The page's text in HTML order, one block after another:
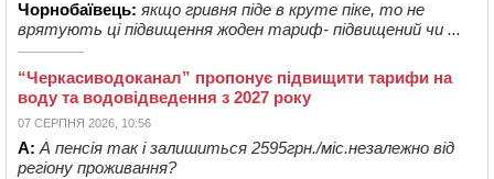
Чорнобаївець: якщо гривня піде в круте піке, то не
врятують ці підвищення жоден тариф- підвищений чи ...
“Черкасиводоканал” пропонує підвищити тарифи на
воду та водовідведення з 2027 року
07 СЕРПНЯ 2026, 10:56
А: А пенсія так і залишиться 2595грн./міс.незалежно від
регіону проживання?